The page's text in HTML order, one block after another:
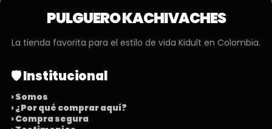
PULGUERO KACHIVACHES
La tienda favorita para el estilo de vida Kidult en Colombia.
🛡️ Institucional
› Somos
› ¿Por qué comprar aquí?
› Compra segura